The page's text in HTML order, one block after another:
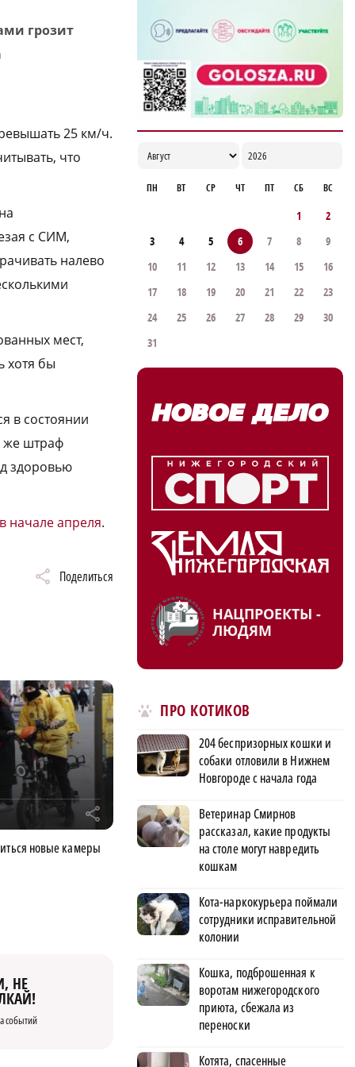
грозит
25 км/ч.
что
с СИМ,
налево
мест,
хотя бы
в состоянии
же штраф
здоровью
начале апреля.
Поделиться
r
новые камеры
НЕ
событий
ПН ВТ СР ЧТ ПТ СБ ВС
1
2
3
4 5 6 7 8
9
10
11 12 13 14 15
16
17
18 19 20 21 22
23
24
25 26 27 28 29
30
31
НАЦПРОЕКТЫ -
ЛЮДЯМ
ПРО КОТИКОВ
204 беспризорных кошки и
собаки отловили в Нижнем
Новгороде с начала года
Ветеринар Смирнов
рассказал, какие продукты
на столе могут навредить
кошкам
Кота-наркокурьера поймали
сотрудники исправительной
колонии
Кошка, подброшенная к
воротам нижегородского
приюта, сбежала из
переноски
Котята, спасенные